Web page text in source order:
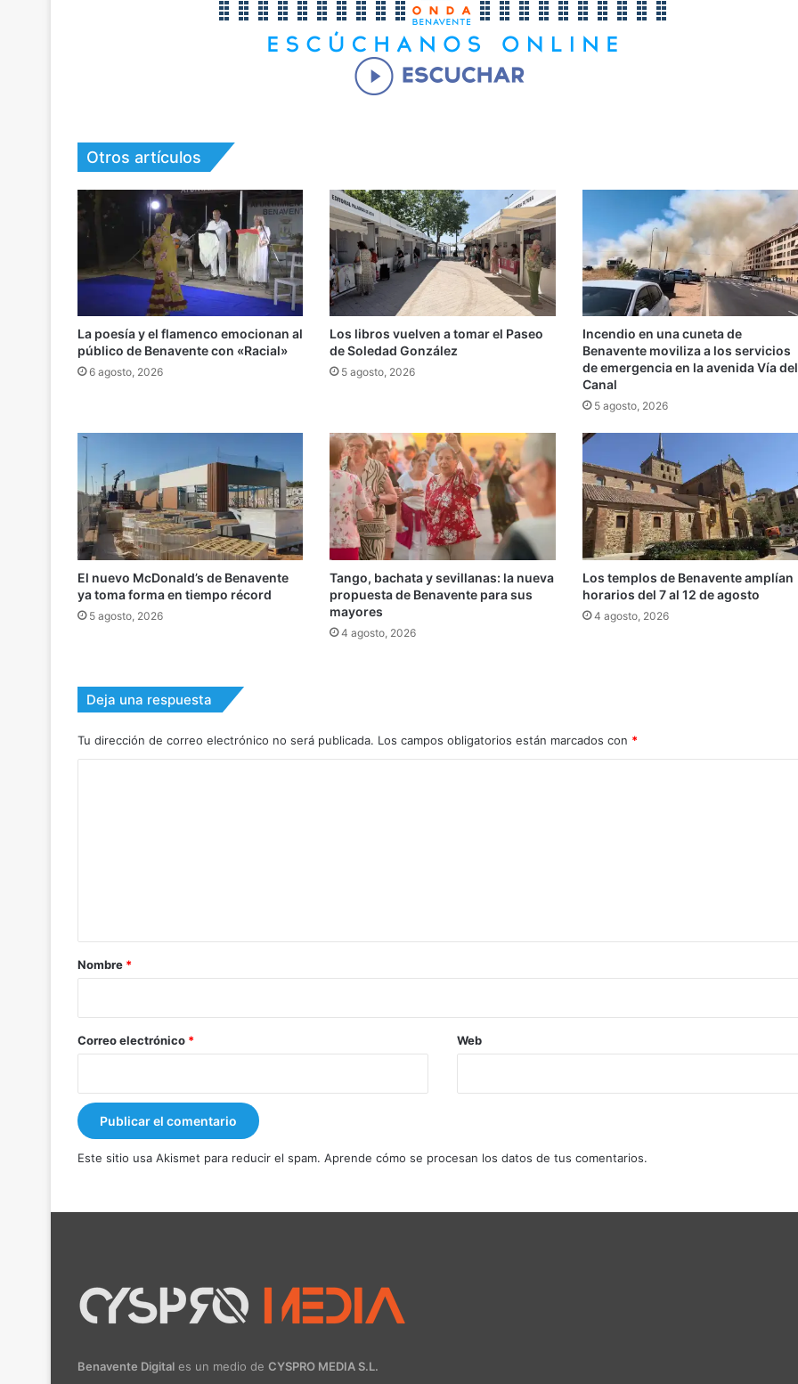
Otros artículos
La poesía y el flamenco emocionan al
público de Benavente con «Racial»
6 agosto, 2026
Los libros vuelven a tomar el Paseo
de Soledad González
5 agosto, 2026
Incendio en una cuneta de
Benavente moviliza a los servicios
de emergencia en la avenida Vía del
Canal
5 agosto, 2026
El nuevo McDonald’s de Benavente
ya toma forma en tiempo récord
5 agosto, 2026
Tango, bachata y sevillanas: la nueva
propuesta de Benavente para sus
mayores
4 agosto, 2026
Los templos de Benavente amplían
horarios del 7 al 12 de agosto
4 agosto, 2026
Deja una respuesta
Tu dirección de correo electrónico no será publicada. Los campos obligatorios están marcados con *
r
*
Nombre *
Correo electrónico * Web
Este sitio usa Akismet para reducir el spam. Aprende cómo se procesan los datos de tus comentarios.
Benavente Digital es un medio de CYSPRO MEDIA S.L.